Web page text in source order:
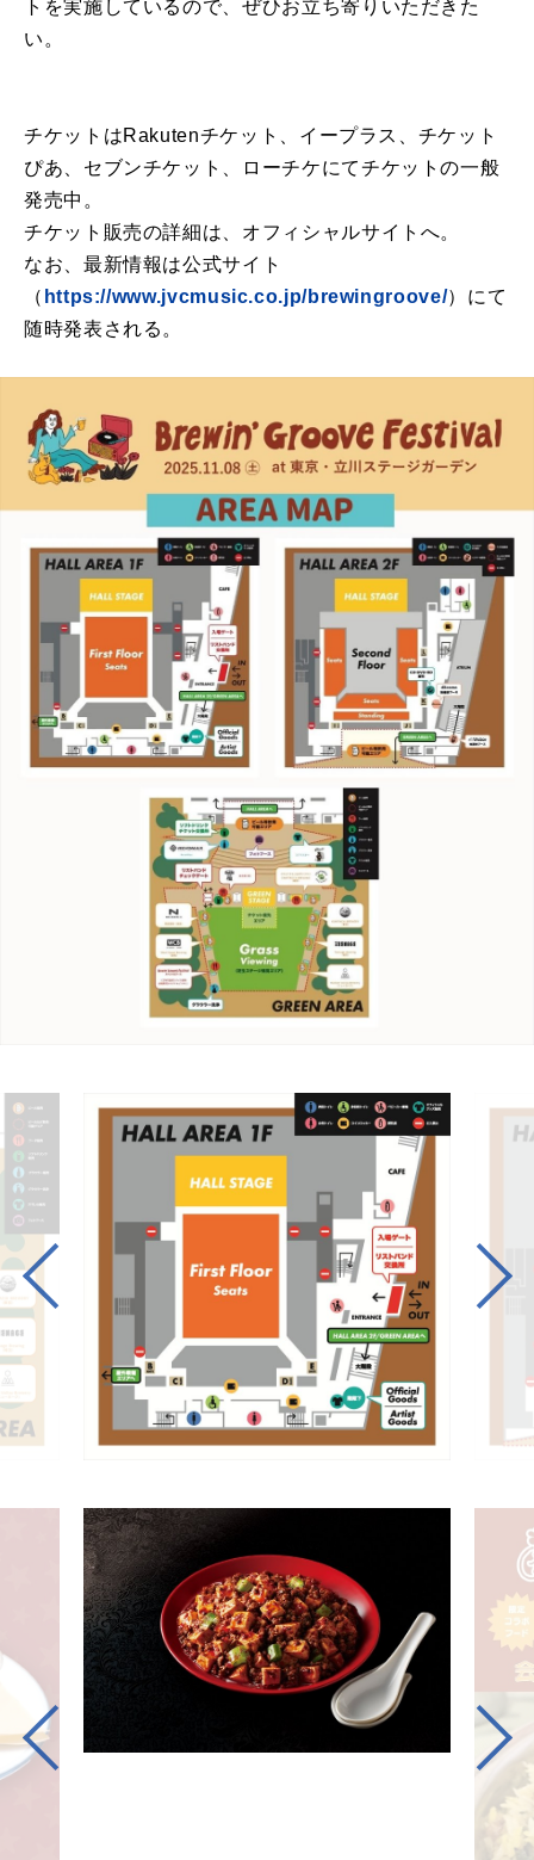
トを実施しているので、ぜひお立ち寄りいただきた
い。
チケットはRakutenチケット、イープラス、チケット
ぴあ、セブンチケット、ローチケにてチケットの一般
発売中。
チケット販売の詳細は、オフィシャルサイトへ。
なお、最新情報は公式サイト
（ https://www.jvcmusic.co.jp/brewingroove/）にて
随時発表される。